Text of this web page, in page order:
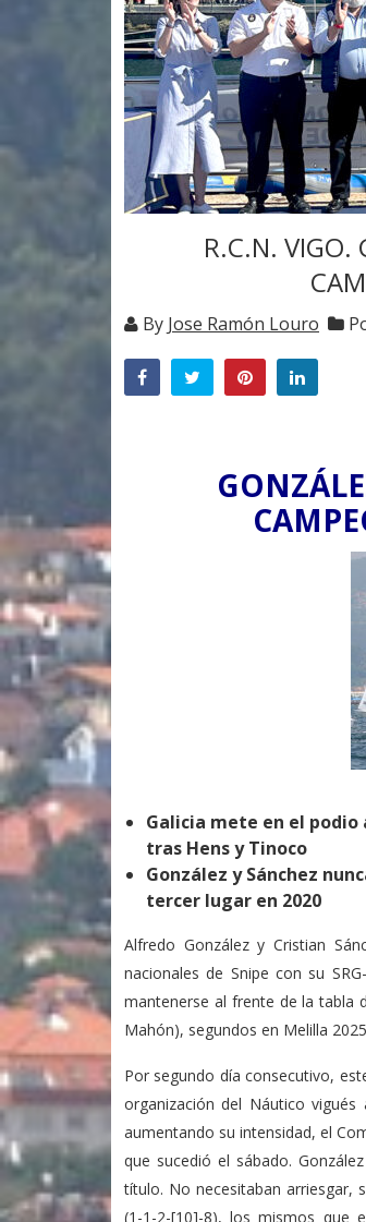
R.C.N. VIGO.
By Jose Ramón Louro
Galicia mete en el podio
tras Hens y Tinoco
González y Sánchez
tercer lugar en 2020
Alfredo González y Cristian
nacionales de Snipe con su
mantenerse al frente de la tabla
Mahón), segundos en Melilla
Por segundo día consecutivo,
organización del Náutico
aumentando su intensidad, el
que sucedió el sábado.
título. No necesitaban arriesgar,
(1-1-2-[10]-8), los mismos que